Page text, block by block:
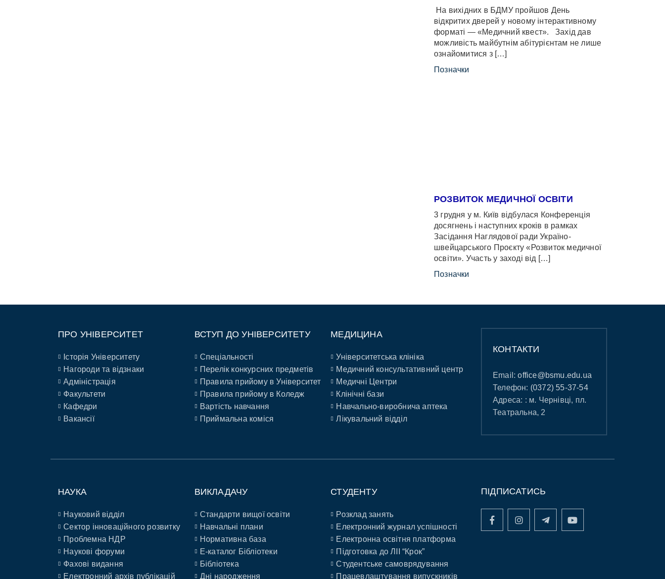
На вихідних в БДМУ пройшов День
відкритих дверей у новому інтерактивному
форматі — «Медичний квест». Захід дав
можливість майбутнім абітурієнтам не лише
ознайомитися з […]
Позначки
РОЗВИТОК МЕДИЧНОЇ ОСВІТИ
3 грудня у м. Київ відбулася Конференція
досягнень і наступних кроків в рамках
Засідання Наглядової ради Україно-
швейцарського Проєкту «Розвиток медичної
освіти». Участь у заході від […]
Позначки
ПРО УНІВЕРСИТЕТ
Історія Університету
Нагороди та відзнаки
Адміністрація
Факультети
Кафедри
Вакансії
ВСТУП ДО УНІВЕРСИТЕТУ
Спеціальності
Перелік конкурсних предметів
Правила прийому в Університет
Правила прийому в Коледж
Вартість навчання
Приймальна коміся
МЕДИЦИНА
Університетська клініка
Медичний консультативний центр
Медичні Центри
Клінічні бази
Навчально-виробнича аптека
Лікувальний відділ
КОНТАКТИ
Email:office@bsmu.edu.ua
Телефон: (0372) 55-37-54
Адреса: : м. Чернівці, пл.
Театральна, 2
НАУКА
Науковий відділ
Сектор інноваційного розвитку
Проблемна НДР
Наукові форуми
Фахові видання
Електронний архів публікацій
ВИКЛАДАЧУ
Стандарти вищої освіти
Навчальні плани
Нормативна база
E-каталог Бібліотеки
Бібліотека
Дні народження
СТУДЕНТУ
Розклад занять
Електронний журнал успішності
Електронна освітня платформа
Підготовка до ЛІІ “Крок”
Студентське самоврядування
Працевлаштування випускників
ПІДПИСАТИСЬ